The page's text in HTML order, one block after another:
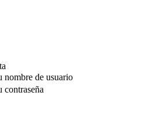
nombre de usuario
contraseña